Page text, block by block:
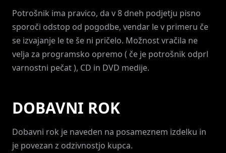
Potrošnik ima pravico, da v 8 dneh podjetju pisno
sporoči odstop od pogodbe, vendar le v primeru če
se izvajanje le te še ni pričelo. Možnost vračila ne
velja za programsko opremo ( če je potrošnik odprl
varnostni pečat ), CD in DVD medije.
DOBAVNI ROK
Dobavni rok je naveden na posameznem izdelku in
je povezan z odzivnostjo kupca.